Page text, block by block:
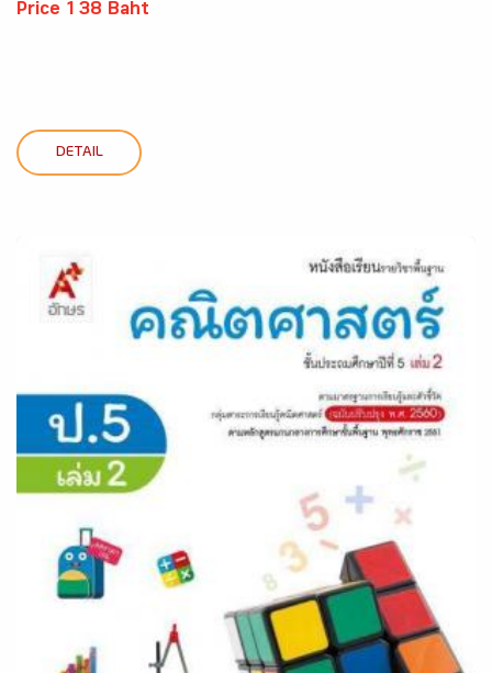
Price 138 Baht
DETAIL